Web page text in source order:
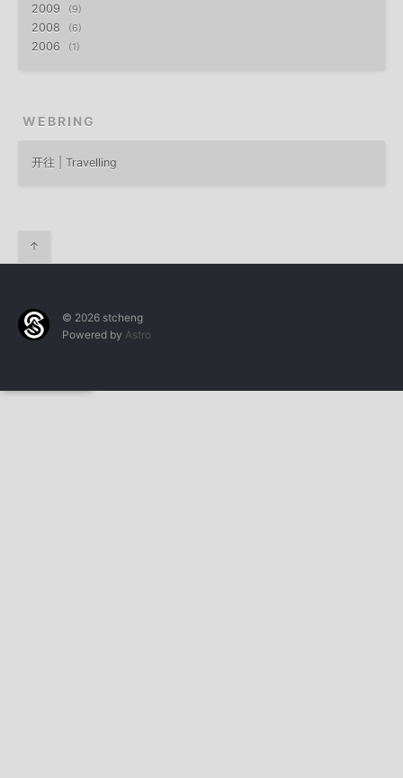
2009 9
2008 6
2006 1
WEBRING
开往 | Travelling
↑
© 2026 stcheng
Powered by Astro